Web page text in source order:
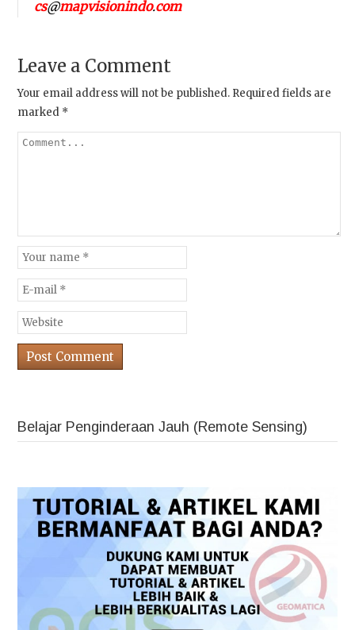
cs@mapvisionindo.com
Leave a Comment
Your email address will not be published. Required fields are
marked *
Belajar Penginderaan Jauh (Remote Sensing)